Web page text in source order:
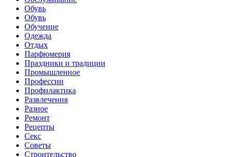
Обувь
Обувь
Обучение
Одежда
Отдых
Парфюмерия
Праздники и традиции
Промышленное
Профессии
Профилактика
Развлечения
Разное
Ремонт
Рецепты
Секс
Советы
Строительство